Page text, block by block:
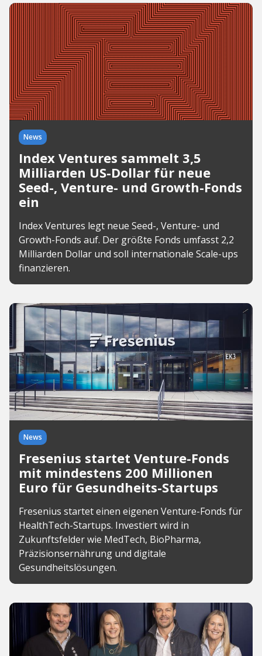
News
Index Ventures sammelt 3,5
Milliarden US-Dollar für neue
Seed-, Venture- und Growth-Fonds
ein
Index Ventures legt neue Seed-, Venture- und
Growth-Fonds auf. Der größte Fonds umfasst 2,2
Milliarden Dollar und soll internationale Scale-ups
finanzieren.
News
Fresenius startet Venture-Fonds
mit mindestens 200 Millionen
Euro für Gesundheits-Startups
Fresenius startet einen eigenen Venture-Fonds für
HealthTech-Startups. Investiert wird in
Zukunftsfelder wie MedTech, BioPharma,
Präzisionsernährung und digitale
Gesundheitslösungen.